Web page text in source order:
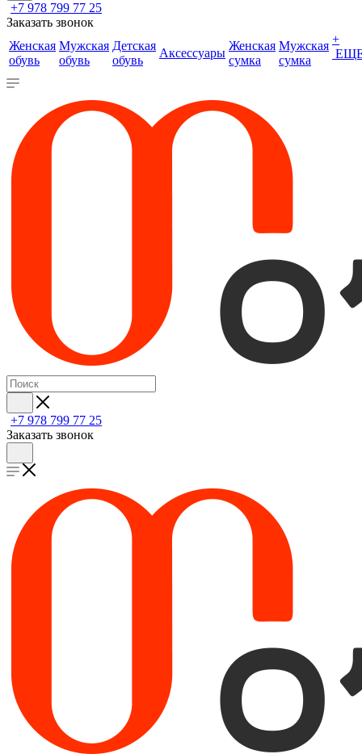
+7 978 799 77 25
Заказать звонок
Женская
обувь
Мужская
обувь
Детская
обувь
Аксессуары
Женская
сумка
Мужская
сумка
+
+7 978 799 77 25
Заказать звонок